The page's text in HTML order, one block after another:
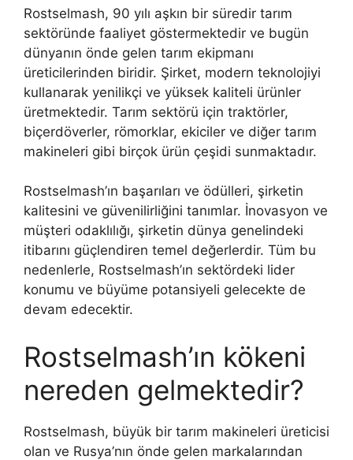
Rostselmash, 90 yılı aşkın bir süredir tarım
sektöründe faaliyet göstermektedir ve bugün
dünyanın önde gelen tarım ekipmanı
üreticilerinden biridir. Şirket, modern teknolojiyi
kullanarak yenilikçi ve yüksek kaliteli ürünler
üretmektedir. Tarım sektörü için traktörler,
biçerdöverler, römorklar, ekiciler ve diğer tarım
makineleri gibi birçok ürün çeşidi sunmaktadır.
Rostselmash’ın başarıları ve ödülleri, şirketin
kalitesini ve güvenilirliğini tanımlar. İnovasyon ve
müşteri odaklılığı, şirketin dünya genelindeki
itibarını güçlendiren temel değerlerdir. Tüm bu
nedenlerle, Rostselmash’ın sektördeki lider
konumu ve büyüme potansiyeli gelecekte de
devam edecektir.
Rostselmash’ın kökeni
nereden gelmektedir?
Rostselmash, büyük bir tarım makineleri üreticisi
olan ve Rusya’nın önde gelen markalarından